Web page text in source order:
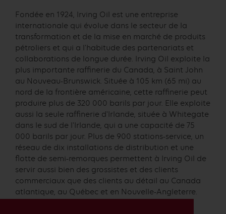
Fondée en 1924, Irving Oil est une entreprise
internationale qui évolue dans le secteur de la
transformation et de la mise en marché de produits
pétroliers et qui a l'habitude des partenariats et
collaborations de longue durée. Irving Oil exploite la
plus importante raffinerie du Canada, à Saint John
au Nouveau-Brunswick. Située à 105 km (65 mi) au
nord de la frontière américaine, cette raffinerie peut
produire plus de 320 000 barils par jour. Elle exploite
aussi la seule raffinerie d'Irlande, située à Whitegate
dans le sud de l'Irlande, qui a une capacité de 75
000 barils par jour. Plus de 900 stations-service, un
réseau de dix installations de distribution et une
flotte de semi-remorques permettent à Irving Oil de
servir aussi bien des grossistes et des clients
commerciaux que des clients au détail au Canada
atlantique, au Québec et en Nouvelle-Angleterre.